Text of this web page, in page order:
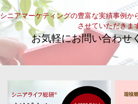
シニアマーケティングの豊富な実績事例か
させていただきま
お気軽にお問い合わせ